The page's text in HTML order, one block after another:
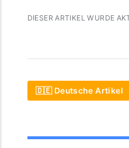
DIESER ARTIKEL WURDE
🇩🇪 Deutsche Artikel